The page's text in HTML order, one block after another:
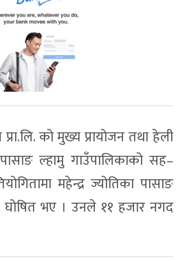
को मुख्य प्रायोजन तथा हेली
ल्हामु गाउँपालिकाको सह–
महेन्द्र ज्योतिका पासाङ
घोषित भए । उनले ११ हजार नगद